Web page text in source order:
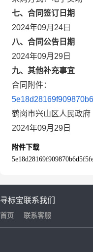
七、合同签订日期
2024年09月24日
八、合同公告日期
2024年09月29日
九、其他补充事宜
合同附件：
鹤岗市兴山区人民政府
2024年09月29日
附件下载
寻标宝
首页
联系我们
联系客服